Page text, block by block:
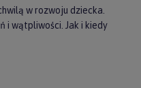
w rozwoju dziecka.
i wątpliwości. Jak i kiedy